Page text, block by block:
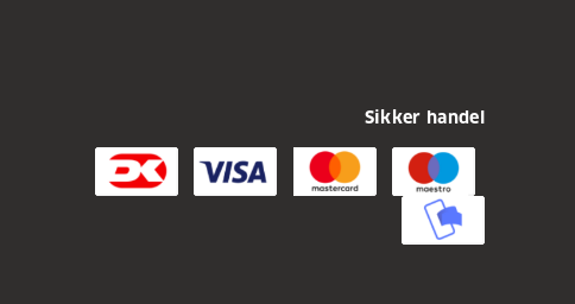
Sikker handel